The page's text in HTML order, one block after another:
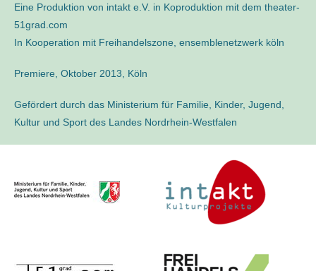
Eine Produktion von intakt e.V. in Koproduktion mit dem theater-
51grad.com
In Kooperation mit Freihandelszone, ensemblenetzwerk köln
Premiere, Oktober 2013, Köln
Gefördert durch das Ministerium für Familie, Kinder, Jugend,
Kultur und Sport des Landes Nordrhein-Westfalen